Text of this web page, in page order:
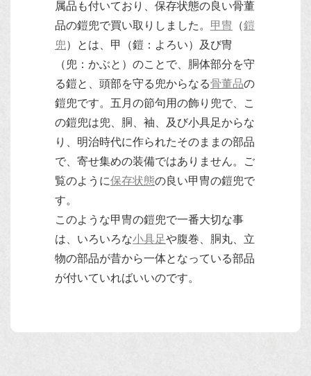
属品も付いており、保存状態の良い骨董
品の鎧兜で買い取りしました。 甲冑 （鎧
兜）とは、甲（鎧：よろい）及び冑
（兜：かぶと）のことで、胴体部分を守
る鎧と、頭部を守る兜からなる骨董品の
鎧兜です。五月の節句用の飾り兜で、こ
の鎧兜は兜、胴、袖、及び小具足からな
り、明治時代に作られたそのままの部品
で、寄せ集めの装備ではありません。ご
覧のように保存状態の良い甲冑の鎧兜で
す。
このような甲冑の鎧兜で一番大切な事
は、いろいろな小具足や腹巻、胴丸、立
物の部品が昔から一体となっている部品
が付いていればいいのです。